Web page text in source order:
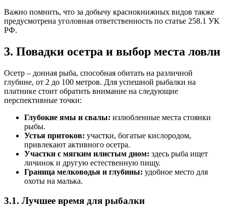
Важно помнить, что за добычу краснокнижных видов также
предусмотрена уголовная ответственность по статье 258.1 УК
РФ.
3. Повадки осетра и выбор места ловли
Осетр – донная рыба, способная обитать на различной
глубине, от 2 до 100 метров. Для успешной рыбалки на
платнике стоит обратить внимание на следующие
перспективные точки:
Глубокие ямы и свалы: излюбленные места стоянки
рыбы.
Устья притоков: участки, богатые кислородом,
привлекают активного осетра.
Участки с мягким илистым дном: здесь рыба ищет
личинок и другую естественную пищу.
Граница мелководья и глубины: удобное место для
охоты на малька.
3.1. Лучшее время для рыбалки